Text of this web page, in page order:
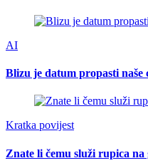
AI
Blizu je datum propasti naše
Kratka povijest
Znate li čemu služi rupica